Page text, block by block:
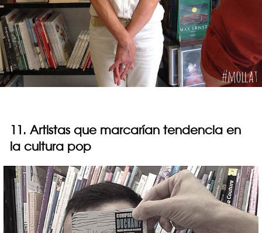
11. Artistas que marcarían tendencia en
la cultura pop